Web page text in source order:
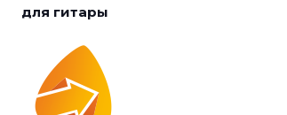
для гитары